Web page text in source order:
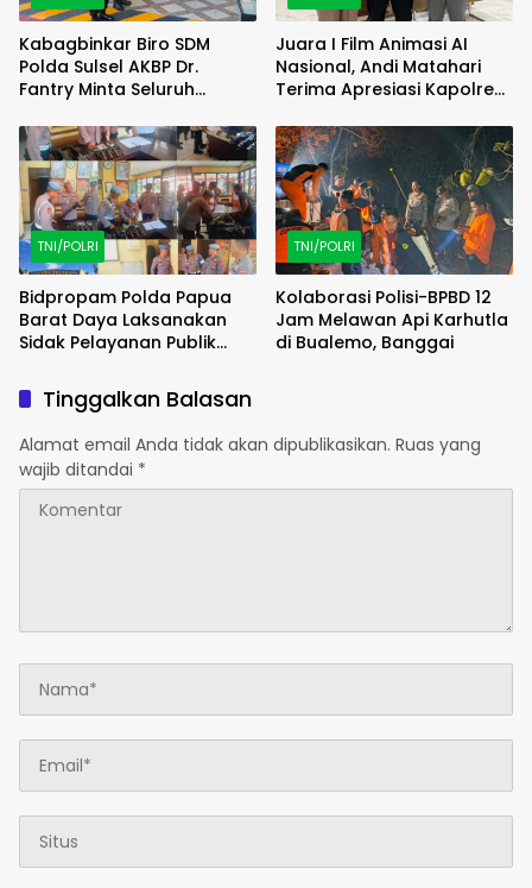
Kabagbinkar Biro SDM
Polda Sulsel AKBP Dr.
Fantry Minta Seluruh
Debu
Juara I Film Animasi AI
Nasional, Andi Matahari
Terima Apresiasi Kapolres
TNI/POLRI
Bidpropam Polda Papua
Barat Daya Laksanakan
Sidak Pelayanan Publik
di Polsek Salawati
TNI/POLRI
Kolaborasi Polisi-BPBD 12
Jam Melawan Api Karhutla
di Bualemo, Banggai
Tinggalkan Balasan
Alamat email Anda tidak akan dipublikasikan. Ruas yang
wajib ditandai *